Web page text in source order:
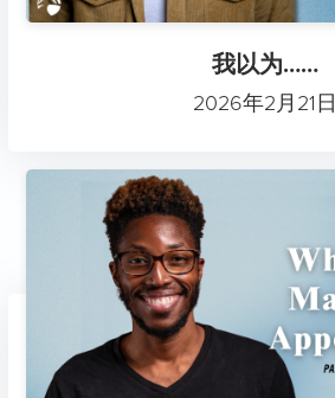
我以为……
2026年2月21日